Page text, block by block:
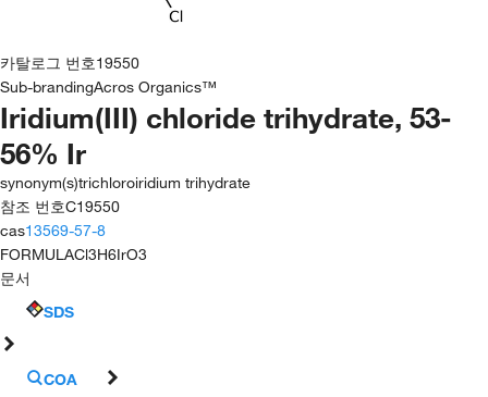
카탈로그 번호19550
Sub-brandingAcros Organics™
Iridium(III) chloride trihydrate, 53-
56% Ir
synonym(s)trichloroiridium trihydrate
참조 번호C19550
cas13569-57-8
FORMULACl3H6IrO3
문서
SDS
COA